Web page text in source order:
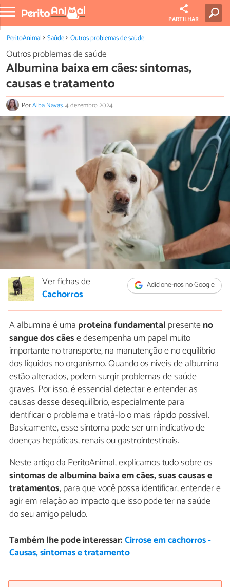
PARTILHAR
PeritoAnimal Saúde Outros problemas de saúde
Outros problemas de saúde
Albumina baixa em cães: sintomas,
causas e tratamento
PorAlba Navas.4 dezembro 2024
Adicione-nos no Google
Ver fichas de
Cachorros
A albumina é uma proteína fundamental presenteno
sangue dos cãese desempenha um papel muito
importante no transporte, na manutenção e no equilíbrio
dos líquidos no organismo. Quando os níveis de albumina
estão alterados, podem surgir problemas de saúde
graves. Por isso, é essencial detectar e entender as
causas desse desequilíbrio, especialmente para
identificar o problema e tratá-lo o mais rápido possível.
Basicamente, esse sintoma pode ser um indicativo de
doenças hepáticas, renais ou gastrointestinais.
Neste artigo da PeritoAnimal, explicamos tudo sobre os
sintomas de albumina baixa em cães, suas causas e
tratamentos, para que você possa identificar, entender e
agir em relação ao impacto que isso pode ter na saúde
do seu amigo peludo.
Também lhe pode interessar:Cirrose em cachorros -
Causas, sintomas e tratamento